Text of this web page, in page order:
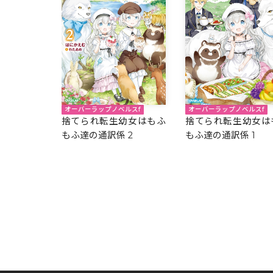
オーバーラップノベルスf
捨てられ転生幼女はもふ
もふ達の通訳係 2
オーバーラップノベルスf
捨てられ転生幼女は
もふ達の通訳係 1